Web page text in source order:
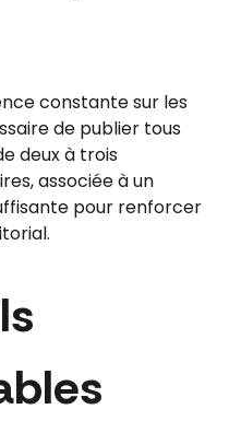
constante sur les
de publier tous
deux à trois
associée à un
pour renforcer